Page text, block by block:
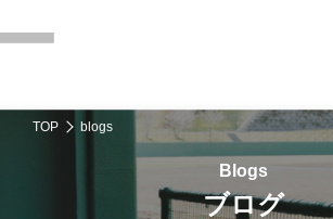
TOP blogs
ブログ